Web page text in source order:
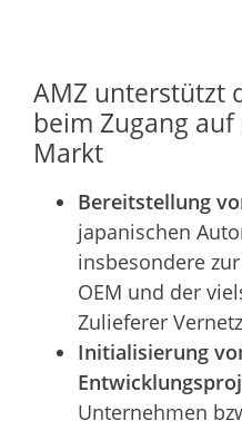
AMZ unterstützt
beim Zugang
Markt
Bereitstellung
japanischen
insbesondere
OEM und der
Zulieferer
Initialisierung
Unternehmen